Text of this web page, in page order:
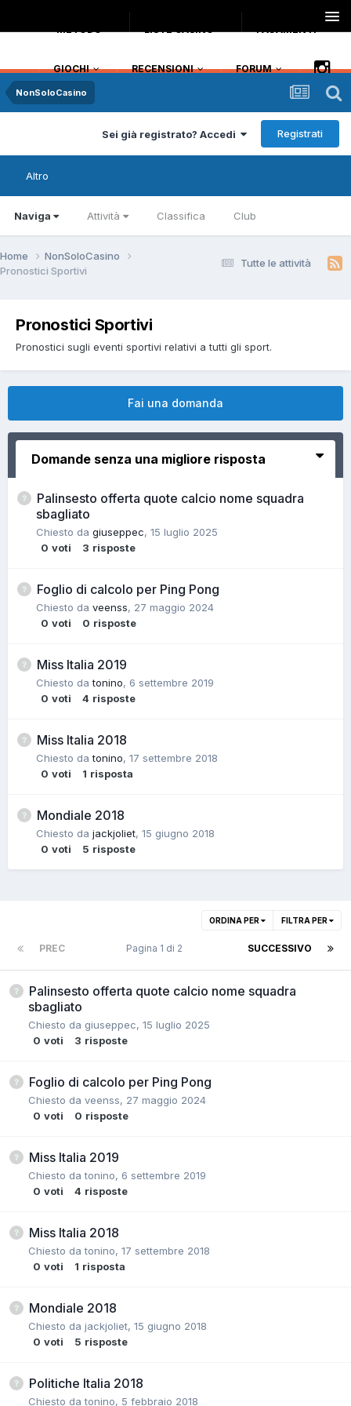
METODO LISTE CASINO PAGAMENTI
GIOCHI RECENSIONI FORUM
NonSoloCasino
Sei già registrato? Accedi Registrati
Altro
Naviga Attività Classifica Club
Tutte le attività
Home
NonSoloCasino
Pronostici Sportivi
Pronostici Sportivi
Pronostici sugli eventi sportivi relativi a tutti gli sport.
Fai una domanda
Domande senza una migliore risposta
Palinsesto offerta quote calcio nome squadra
sbagliato
Chiesto da giuseppec, 15 luglio 2025
0 voti 3 risposte
Foglio di calcolo per Ping Pong
Chiesto da veenss, 27 maggio 2024
0 voti 0 risposte
Miss Italia 2019
Chiesto datonino, 6 settembre 2019
0 voti 4 risposte
Miss Italia 2018
Chiesto datonino, 17 settembre 2018
0 voti 1 risposta
Mondiale 2018
Chiesto da jackjoliet, 15 giugno 2018
0 voti 5 risposte
ORDINA PER FILTRA PER
PREC SUCCESSIVO
Pagina 1 di 2
Palinsesto offerta quote calcio nome squadra
sbagliato
Chiesto da giuseppec, 15 luglio 2025
0 voti 3 risposte
Foglio di calcolo per Ping Pong
Chiesto da veenss, 27 maggio 2024
0 voti 0 risposte
Miss Italia 2019
Chiesto datonino, 6 settembre 2019
0 voti 4 risposte
Miss Italia 2018
Chiesto datonino, 17 settembre 2018
0 voti 1 risposta
Mondiale 2018
Chiesto da jackjoliet, 15 giugno 2018
0 voti 5 risposte
Politiche Italia 2018
Chiesto datonino, 5 febbraio 2018